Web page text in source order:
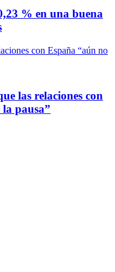
% en una buena
con España “aún no
las relaciones con
pausa”